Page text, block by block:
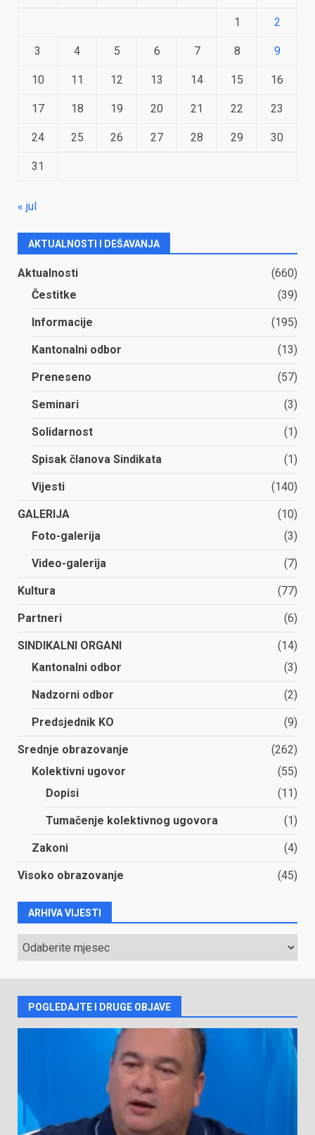
1 2
3 4 5 6 7 8 9
10 11 12 13 14 15 16
17 18 19 20 21 22 23
24 25 26 27 28 29 30
31
« jul
AKTUALNOSTI I DEŠAVANJA
Aktualnosti
(660)
Čestitke
(39)
Informacije (195)
Kantonalni odbor (13)
Preneseno (57)
Seminari (3)
Solidarnost (1)
Spisak članova Sindikata (1)
Vijesti (140)
GALERIJA
(10)
Foto-galerija
(3)
Video-galerija (7)
Kultura (77)
Partneri (6)
SINDIKALNI ORGANI
(14)
Kantonalni odbor
(3)
Nadzorni odbor (2)
Predsjednik KO (9)
Srednje obrazovanje
(262)
Kolektivni ugovor
(55)
Dopisi
(11)
Tumačenje kolektivnog ugovora (1)
Zakoni (4)
Visoko obrazovanje (45)
ARHIVA VIJESTI
ARHIVA
VIJESTI
POGLEDAJTE I DRUGE OBJAVE